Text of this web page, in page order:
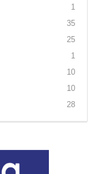
1
35
25
1
10
10
28